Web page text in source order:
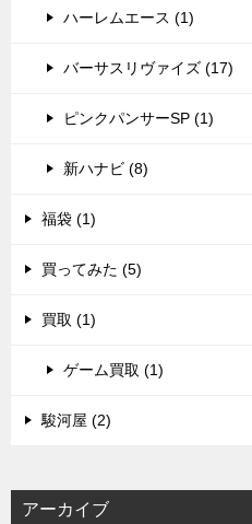
ハーレムエース (1)
バーサスリヴァイズ (17)
ピンクパンサーSP (1)
新ハナビ (8)
福袋 (1)
買ってみた (5)
買取 (1)
ゲーム買取 (1)
駿河屋 (2)
アーカイブ